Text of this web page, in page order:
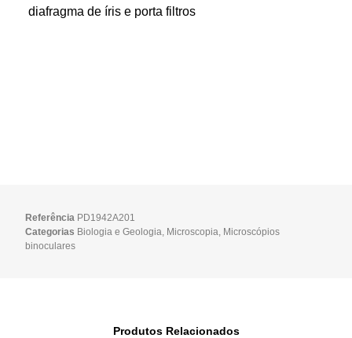
diafragma de íris e porta filtros
Referência PD1942A201
Categorias Biologia e Geologia, Microscopia, Microscópios
binoculares
Produtos Relacionados